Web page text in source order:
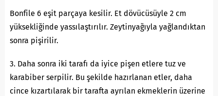
Bonfile 6 eşit parçaya kesilir. Et dövücüsüyle 2 cm
yüksekliğinde yassılaştırılır. Zeytinyağıyla yağlandıktan
sonra pişirilir.
3. Daha sonra iki tarafı da iyice pişen etlere tuz ve
karabiber serpilir. Bu şekilde hazırlanan etler, daha
cince kızartılarak bir tarafta ayrılan ekmeklerin üzerine